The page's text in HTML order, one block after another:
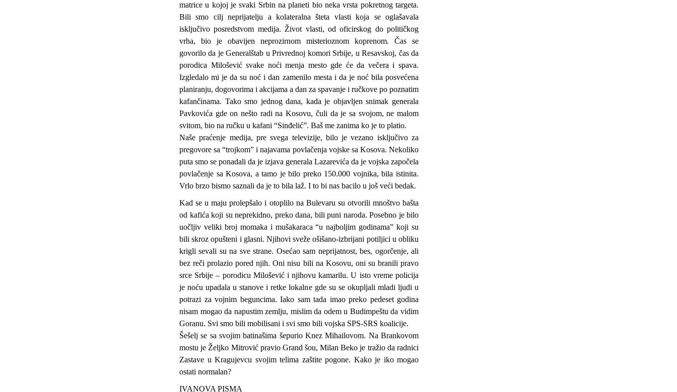
matrice u kojoj je svaki Srbin na planeti bio neka vrsta pokretnog targeta.
Bili smo cilj neprijatelju a kolateralna šteta vlasti koja se oglašavala
isključivo posredstvom medija. Život vlasti, od oficirskog do političkog
vrha, bio je obavijen neprozirnom misterioznom koprenom. Čas se
govorilo da je Generalštab u Privrednoj komori Srbije, u Resavskoj, čas da
porodica Milošević svake noći menja mesto gde će da večera i spava.
Izgledalo mi je da su noć i dan zamenilo mesta i da je noć bila posvećena
planiranju, dogovorima i akcijama a dan za spavanje i ručkove po poznatim
kafančinama. Tako smo jednog dana, kada je objavljen snimak generala
Pavkovića gde on nešto radi na Kosovu, čuli da je sa svojom, ne malom
svitom, bio na ručku u kafani “Sinđelić”. Baš me zanima ko je to platio.
Naše praćenje medija, pre svega televizije, bilo je vezano isključivo za
pregovore sa “trojkom” i najavama povlačenja vojske sa Kosova. Nekoliko
puta smo se ponadali da je izjava generala Lazarevića da je vojska započela
povlačenje sa Kosova, a tamo je bilo preko 150.000 vojnika, bila istinita.
Vrlo brzo bismo saznali da je to bila laž. I to bi nas bacilo u još veći bedak.
Kad se u maju prolepšalo i otoplilo na Bulevaru su otvorili mnoštvo bašta
od kafića koji su neprekidno, preko dana, bili puni naroda. Posebno je bilo
uočljiv veliki broj momaka i mušakaraca “u najboljim godinama” koji su
bili skroz opušteni i glasni. Njihovi sveže ošišano-izbrijani potiljici u obliku
krigli sevali su na sve strane. Osećao sam neprijatnost, bes, ogorčenje, ali
bez reči prolazio pored njih. Oni nisu bili na Kosovu, oni su branili pravo
srce Srbije – porodicu Milošević i njihovu kamarilu. U isto vreme policija
je noću upadala u stanove i retke lokalne gde su se okupljali mladi ljudi u
potrazi za vojnim beguncima. Iako sam tada imao preko pedeset godina
nisam mogao da napustim zemlju, mislim da odem u Budimpeštu da vidim
Goranu. Svi smo bili mobilisani i svi smo bili vojska SPS-SRS koalicije.
Šešelj se sa svojim batinašima šepurio Knez Mihailovom. Na Brankovom
mostu je Željko Mitrović pravio Grand šou, Milan Beko je tražio da radnici
Zastave u Kragujevcu svojim telima zaštite pogone. Kako je iko mogao
ostati normalan?
IVANOVA PISMA